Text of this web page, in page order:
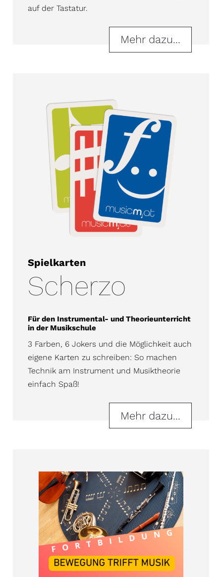
auf der Tastatur.
Mehr dazu...
Spielkarten
Scherzo
Für den Instrumental- und Theorieunterricht
in der Musikschule
3 Farben, 6 Jokers und die Möglichkeit auch
eigene Karten zu schreiben: So machen
Technik am Instrument und Musiktheorie
einfach Spaß!
Mehr dazu...